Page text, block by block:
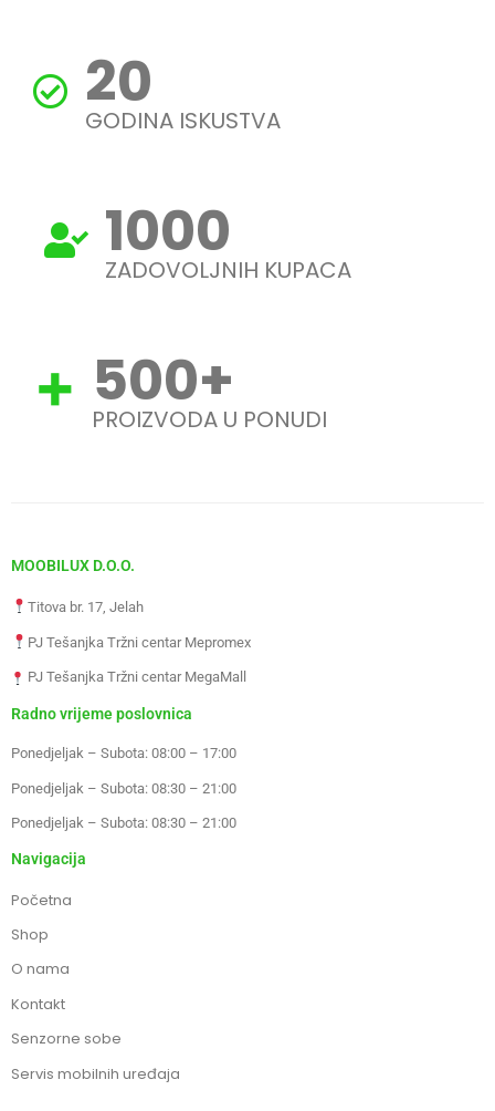
20
GODINA ISKUSTVA
1000
ZADOVOLJNIH KUPACA
500+
PROIZVODA U PONUDI
MOOBILUX D.O.O.
Titova br. 17, Jelah
PJ Tešanjka Tržni centar Mepromex
PJ Tešanjka Tržni centar MegaMall
Radno vrijeme poslovnica
Ponedjeljak – Subota: 08:00 – 17:00
Ponedjeljak – Subota: 08:30 – 21:00
Ponedjeljak – Subota: 08:30 – 21:00
Navigacija
Početna
Shop
O nama
Kontakt
Senzorne sobe
Servis mobilnih uređaja